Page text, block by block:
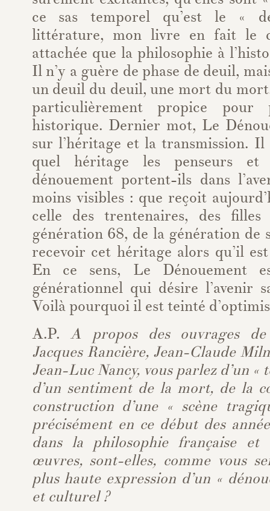
ce sas temporel qu’est le «
littérature, mon livre en fait le
attachée que la philosophie à
Il n’y a guère de phase de deuil,
un deuil du deuil, une mort du
particulièrement propice pour
historique. Dernier mot, Le
sur l’héritage et la transmission.
quel héritage les penseurs
dénouement portent-ils dans
moins visibles : que reçoit
celle des trentenaires, des
génération 68, de la génération de
recevoir cet héritage alors qu’il
En ce sens, Le Dénouement
générationnel qui désire l’avenir
Voilà pourquoi il est teinté
A.P.A propos des ouvrages de
Jacques Rancière, Jean-Claude
Jean-Luc Nancy, vous parlez d’un «
d’un sentiment de la mort, de la
construction d’une « scène
précisément en ce début des
dans la philosophie française et
œuvres, sont-elles, comme vous
plus haute expression d’un «
et culturel ?